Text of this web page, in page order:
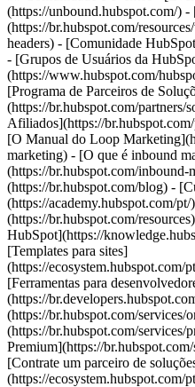
(https://unbound.hubspot.com/) -
(https://br.hubspot.com/
headers) - [Comunidade
- [Grupos de Usuários da
(https://www.hubspot.com/
[Programa de Parceiros de
(https://br.hubspot.com/partners/
Afiliados](https://
[O Manual do Loop
marketing) - [O que é inbound
(https://br.hubspot.com/
(https://br.hubspot.com/blog) -
(https://academy.hubspot.com/
(https://br.hubspot.com/
HubSpot](https://
[Templates para sites]
(https://ecosystem.hubspot.com/
[Ferramentas para
(https://
(https://br.hubspot.com/
(https://br.hubspot.com/services/
Premium](https://
[Contrate um parceiro de
(https://ecosystem.hubspot.com/